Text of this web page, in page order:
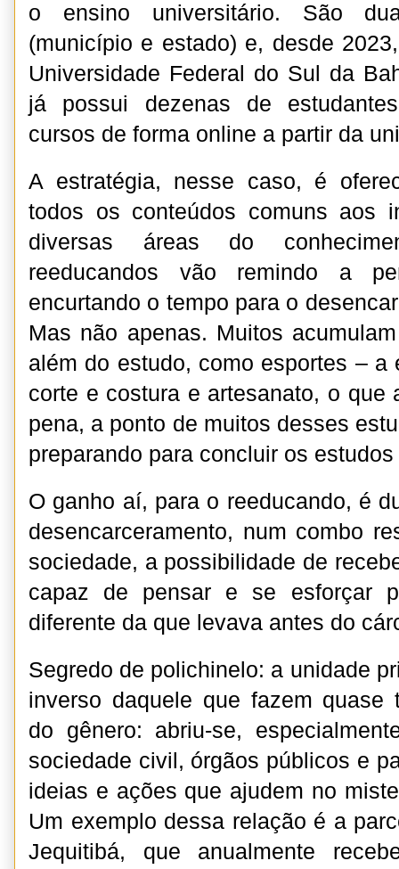
o ensino universitário. São
(município e estado) e, desde
Universidade Federal do Sul da
já possui dezenas de
cursos de forma online a partir da
A estratégia, nesse caso, é
todos os conteúdos comuns aos
diversas áreas do
reeducandos vão remindo a
encurtando o tempo para o
Mas não apenas. Muitos
além do estudo, como esportes – a
corte e costura e artesanato, o que
pena, a ponto de muitos desses
preparando para concluir os
O ganho aí, para o reeducando, é
desencarceramento, num combo
sociedade, a possibilidade de
capaz de pensar e se esforçar
diferente da que levava antes do
Segredo de polichinelo: a unidade
inverso daquele que fazem quase
do gênero: abriu-se,
sociedade civil, órgãos públicos e
ideias e ações que ajudem no
Um exemplo dessa relação é a
Jequitibá, que anualmente